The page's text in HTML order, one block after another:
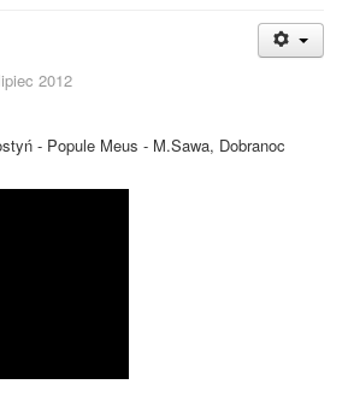
2012
- Popule Meus - M.Sawa, Dobranoc